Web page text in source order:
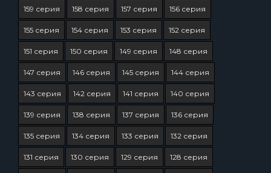
159 серия 158 серия 157 серия 156 серия
155 серия 154 серия 153 серия 152 серия
151 серия 150 серия 149 серия 148 серия
147 серия 146 серия 145 серия 144 серия
143 серия 142 серия 141 серия 140 серия
139 серия 138 серия 137 серия 136 серия
135 серия 134 серия 133 серия 132 серия
131 серия 130 серия 129 серия 128 серия